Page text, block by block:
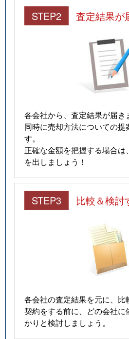
STEP2 査定結果が
各会社から、査定結果が届き
同時に売却方法についての提
す。
正確な金額を把握する場合は
を出しましょう！
STEP3 比較＆検討
各会社の査定結果を元に、比
契約をする前に、どの会社に
かりと検討しましょう。